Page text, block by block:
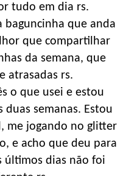
tudo em dia rs.
baguncinha que anda
que compartilhar
da semana, que
atrasadas rs.
o que usei e estou
duas semanas. Estou
me jogando no glitter
e acho que deu para
últimos dias não foi